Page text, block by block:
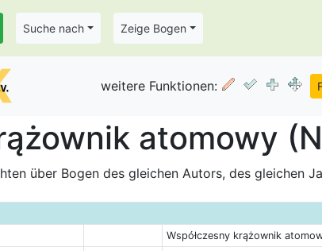
Suche nach Zeige Bogen
weitere Funktionen:
atomowy
über Bogen des gleichen Autors, des gleichen
Współczesny krążownik